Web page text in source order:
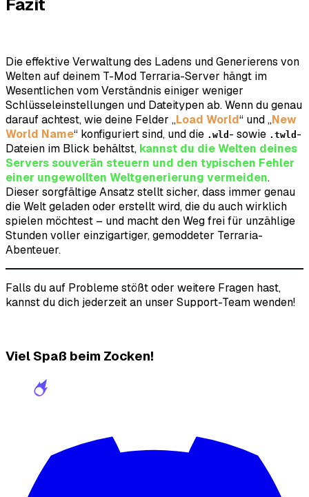
Fazit
Die effektive Verwaltung des Ladens und Generierens von
Welten auf deinem T-Mod Terraria-Server hängt im
Wesentlichen vom Verständnis einiger weniger
Schlüsseleinstellungen und Dateitypen ab. Wenn du genau
darauf achtest, wie deine Felder „Load World“ und „New
World Name“ konfiguriert sind, und die .wld - sowie .twld -
Dateien im Blick behältst, kannst du die Welten deines
Servers souverän steuern und den typischen Fehler
einer ungewollten Weltgenerierung vermeiden.
Dieser sorgfältige Ansatz stellt sicher, dass immer genau
die Welt geladen oder erstellt wird, die du auch wirklich
spielen möchtest – und macht den Weg frei für unzählige
Stunden voller einzigartiger, gemoddeter Terraria-
Abenteuer.
Falls du auf Probleme stößt oder weitere Fragen hast,
kannst du dich jederzeit an unser Support-Team wenden!
Viel Spaß beim Zocken!